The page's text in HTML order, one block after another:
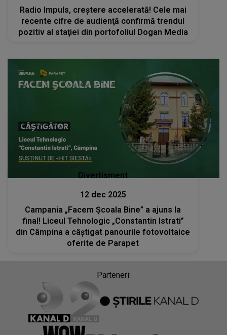
Radio Impuls, creştere accelerată! Cele mai
recente cifre de audienţă confirmă trendul
pozitiv al staţiei din portofoliul Dogan Media
Divertisment
12 dec 2025
Campania „Facem Școala Bine” a ajuns la
final! Liceul Tehnologic „Constantin Istrati”
din Câmpina a câștigat panourile fotovoltaice
oferite de Parapet
Parteneri: